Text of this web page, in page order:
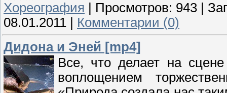
Хореография
Просмотров: 943
08.01.2011
Комментарии (0)
Дидона и Эней [mp4]
Все, что делает на
воплощением